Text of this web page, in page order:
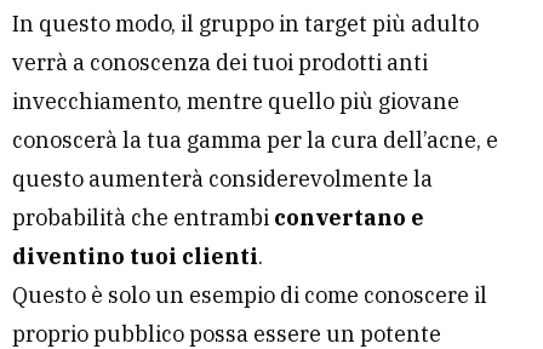
In questo modo, il gruppo in target più adulto
verrà a conoscenza dei tuoi prodotti anti
invecchiamento, mentre quello più giovane
conoscerà la tua gamma per la cura dell’acne, e
questo aumenterà considerevolmente la
probabilità che entrambi convertano e
diventino tuoi clienti.
Questo è solo un esempio di come conoscere il
proprio pubblico possa essere un potente